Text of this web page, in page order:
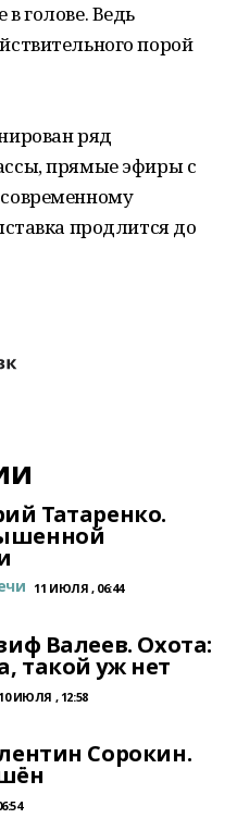
голове. Ведь
порой
ряд
прямые эфиры с
продлится до
Татаренко.
11 ИЮЛЯ , 06:44
Валеев. Охота:
такой уж нет
10 ИЮЛЯ , 12:58
Сорокин.